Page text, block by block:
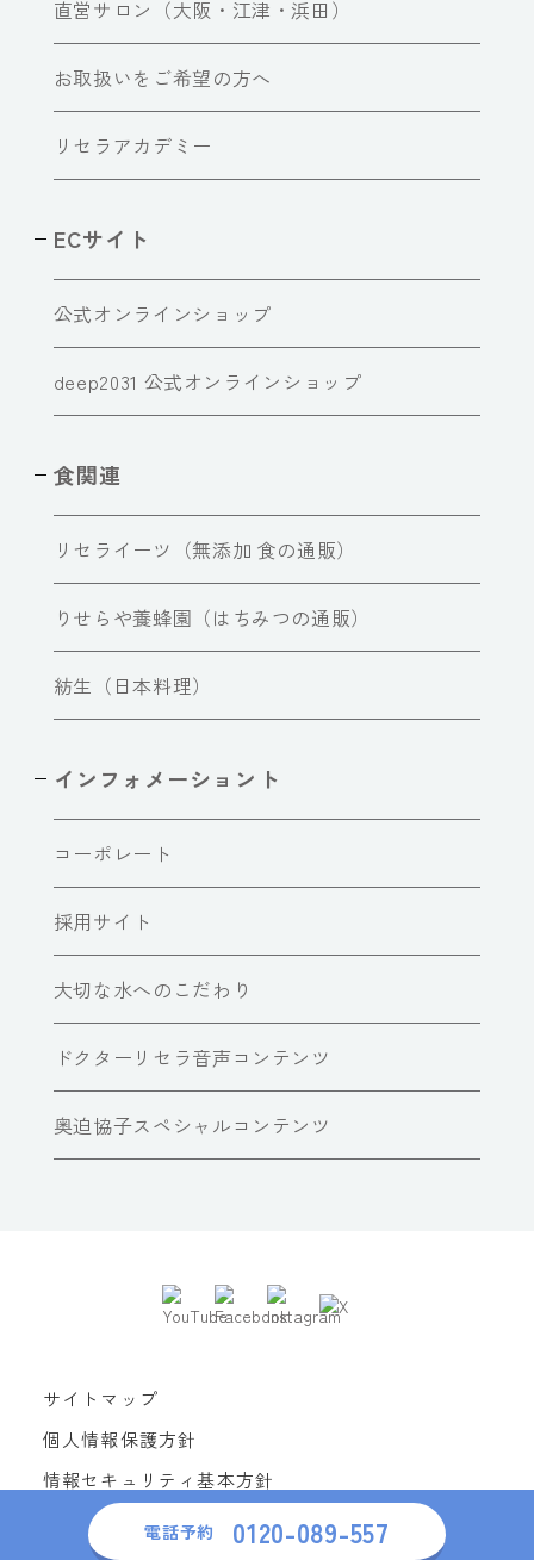
電話予約 0120-089-557
直営サロン（大阪・江津・浜田）
お取扱いをご希望の方へ
リセラアカデミー
ECサイト
公式オンラインショップ
deep2031 公式オンラインショップ
食関連
リセライーツ（無添加 食の通販）
りせらや養蜂園（はちみつの通販）
紡生（日本料理）
インフォメーショント
コーポレート
採用サイト
大切な水へのこだわり
ドクターリセラ音声コンテンツ
奥迫協子スペシャルコンテンツ
サイトマップ
個人情報保護方針
情報セキュリティ基本方針
Copyright© Dr Recella All Rights Reserved.